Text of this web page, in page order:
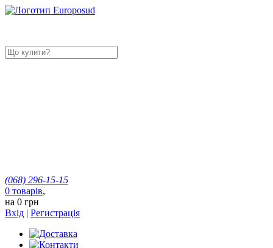
(068) 296-15-15
0 товарів,
на 0 грн
Вхід | Регистрація